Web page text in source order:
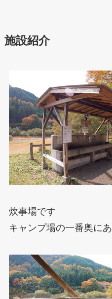
施設紹介
炊事場です
キャンプ場の一番奥に